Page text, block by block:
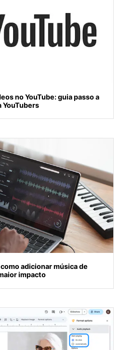
no YouTube: guia passo a
YouTubers
adicionar música de
impacto